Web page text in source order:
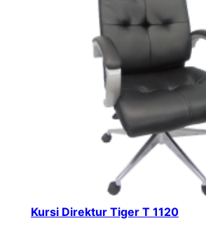
Kursi Direktur Tiger T 1120